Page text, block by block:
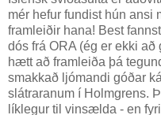
mér hefur fundist hún ansi
framleiðir hana! Best
dós frá ORA (ég er ekki
hætt að framleiða þá
smakkað ljómandi góðar
slátraranum í Holmgrens.
líklegur til vinsælda - en